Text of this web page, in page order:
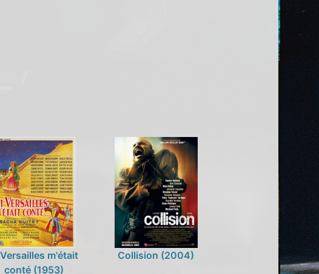
m'était
conté (1953)
Collision (2004)